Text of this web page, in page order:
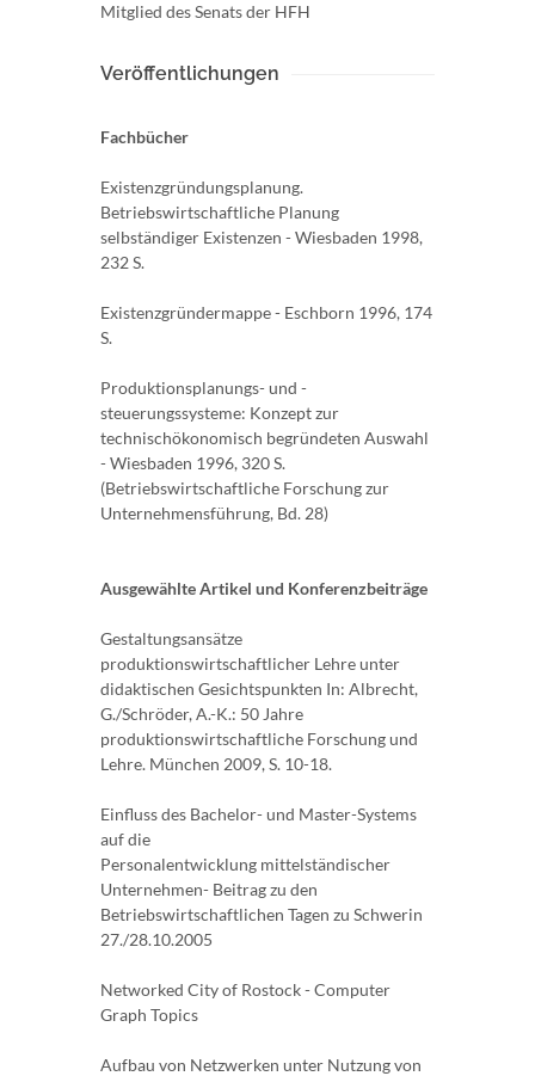
Mitglied des Senats der HFH
Veröffentlichungen
Fachbücher
Existenzgründungsplanung.
Betriebswirtschaftliche Planung
selbständiger Existenzen - Wiesbaden 1998,
232 S.
Existenzgründermappe - Eschborn 1996, 174
S.
Produktionsplanungs- und -
steuerungssysteme: Konzept zur
technischökonomisch begründeten Auswahl
- Wiesbaden 1996, 320 S.
(Betriebswirtschaftliche Forschung zur
Unternehmensführung, Bd. 28)
Ausgewählte Artikel und Konferenzbeiträge
Gestaltungsansätze
produktionswirtschaftlicher Lehre unter
didaktischen Gesichtspunkten In: Albrecht,
G./Schröder, A.-K.: 50 Jahre
produktionswirtschaftliche Forschung und
Lehre. München 2009, S. 10-18.
Einfluss des Bachelor- und Master-Systems
auf die
Personalentwicklung mittelständischer
Unternehmen- Beitrag zu den
Betriebswirtschaftlichen Tagen zu Schwerin
27./28.10.2005
Networked City of Rostock - Computer
Graph Topics
Aufbau von Netzwerken unter Nutzung von